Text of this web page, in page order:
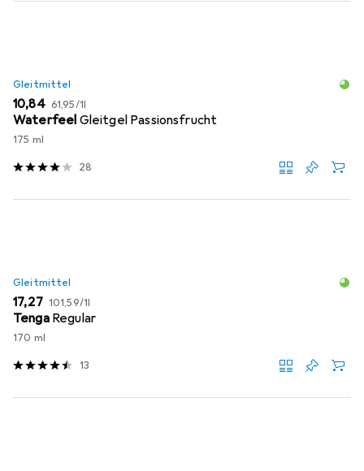
Gleitmittel
EUR
10,84 EUR
61,95/1l
Waterfeel Gleitgel Passionsfrucht
175 ml
28
Gleitmittel
EUR
17,27 EUR
101,59/1l
Tenga Regular
170 ml
13